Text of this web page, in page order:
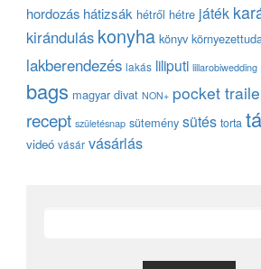
hordozás hátizsák hétről hétre játék
kirándulás konyha könyv
lakberendezés lakás liliputi lillarobiwedding
bags magyar divat NON+ pocket
recept születésnap sütemény sütés torta
videó vásár vásárlás